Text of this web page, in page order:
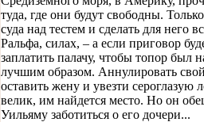
туда, где они будут свободны.
суда над тестем и сделать для него
Ральфа, силах, – а если приговор
заплатить палачу, чтобы топор был
лучшим образом. Аннулировать
оставить жену и увезти сероглазую
велик, им найдется место. Но он
Уильяму заботиться о его дочери...